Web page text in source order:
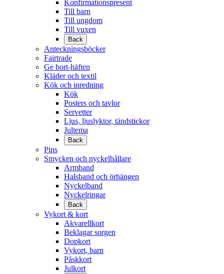
Konfirmationspresent
Till barn
Till ungdom
Till vuxen
Back
Anteckningsböcker
Fairtrade
Ge bort-häften
Kläder och textil
Kök och inredning
Kök
Posters och tavlor
Servetter
Ljus, ljuslyktor, tändstickor
Jultema
Back
Pins
Smycken och nyckelhållare
Armband
Halsband och örhängen
Nyckelband
Nyckelringar
Back
Vykort & kort
Akvarellkort
Beklagar sorgen
Dopkort
Vykort, barn
Påskkort
Julkort